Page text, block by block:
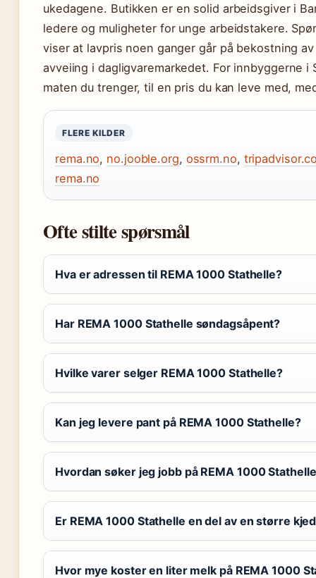
ukedagene. Butikken er en solid arbeidsgiver i
ledere og muligheter for unge arbeidstakere.
viser at lavpris noen ganger går på bekostning
avveiing i dagligvaremarkedet. For innbyggerne
maten du trenger, til en pris du kan leve med,
FLERE KILDER
rema.no, no.jooble.org, ossrm.no,
rema.no
Ofte stilte spørsmål
Hva er adressen til REMA 1000 Stathelle?
Har REMA 1000 Stathelle søndagsåpent?
Hvilke varer selger REMA 1000 Stathelle?
Kan jeg levere pant på REMA 1000 Stathelle?
Hvordan søker jeg jobb på REMA 1000
Er REMA 1000 Stathelle en del av en større
Hvor mye koster en liter melk på REMA 1000